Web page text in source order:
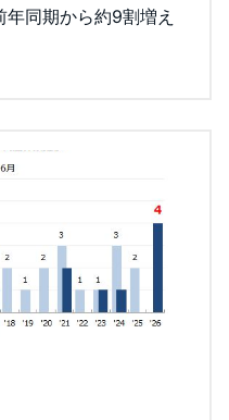
年同期から約9割増え